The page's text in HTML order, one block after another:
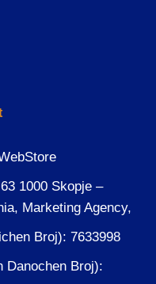
1000 Skopje –
Marketing Agency,
Broj): 7633998
Danochen Broj):